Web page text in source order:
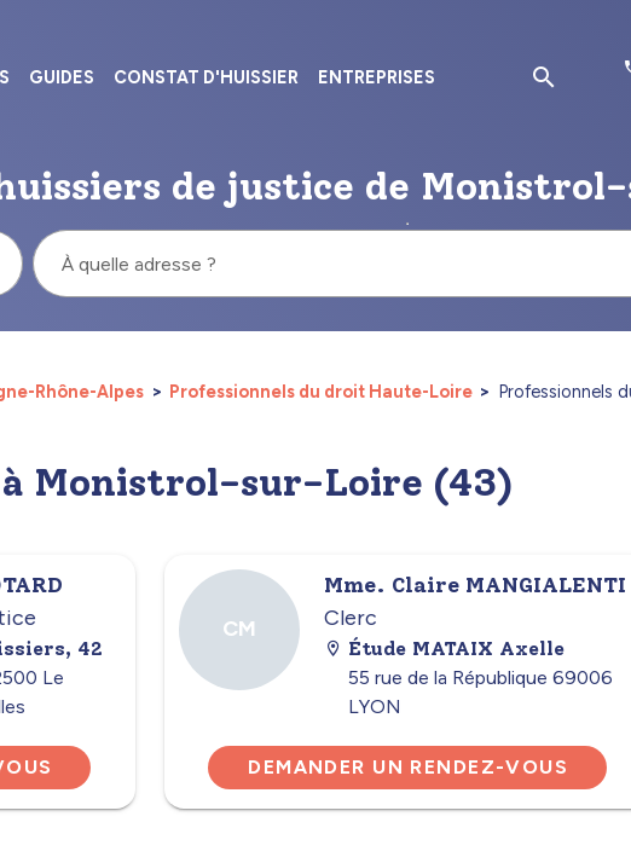
GUIDES CONSTAT D'HUISSIER ENTREPRISES
de justice de
À quelle adresse ?
Rhône-Alpes Professionnels du droit Haute-Loire Professionnels
Monistrol-sur-Loire (43)
42
Le
CM
Mme. Claire MANGIALENTI
Clerc
Étude MATAIX Axelle
55 rue de la République 69006
LYON
DEMANDER UN RENDEZ-VOUS